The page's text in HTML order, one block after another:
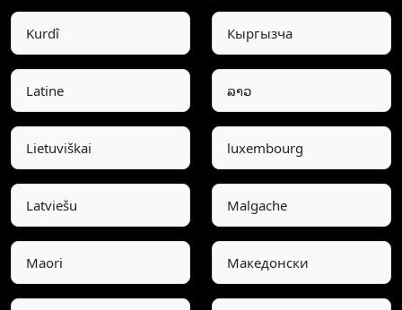
Kurdî Кыргызча
Latine ລາວ
Lietuviškai luxembourg
Latviešu Malgache
Maori Македонски